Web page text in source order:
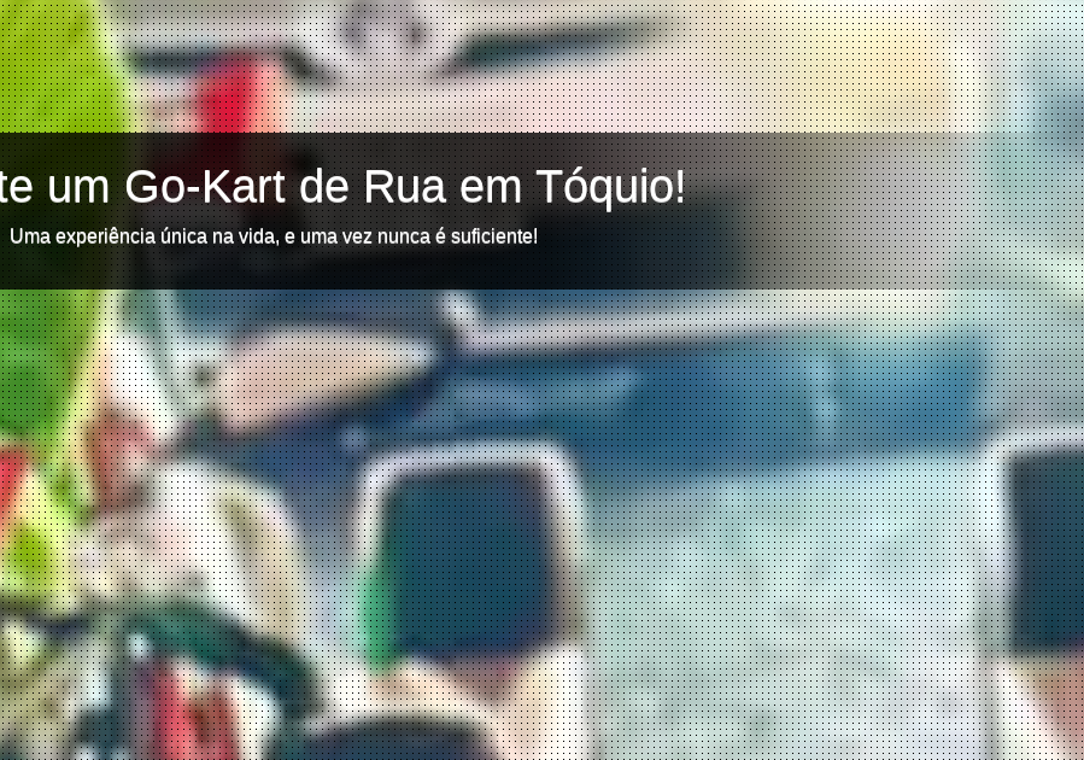
um Go-Kart de Rua em Tóquio!
Uma experiência única na vida, e uma vez nunca é suficiente!